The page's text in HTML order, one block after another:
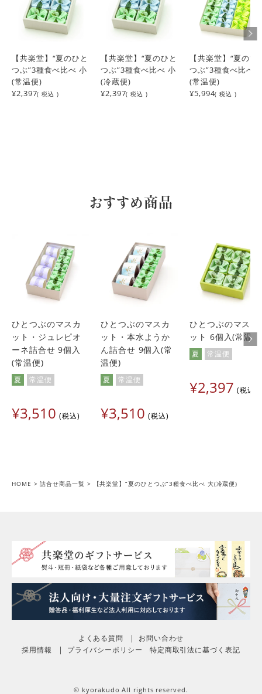
【共楽堂】“夏のひと
つぶ”3種食べ比べ 小
(常温便)
¥2,397( 税込 )
【共楽堂】“夏のひと
つぶ”3種食べ比べ 小
(冷蔵便)
¥2,397( 税込 )
【共楽堂】“夏のひ
つぶ”3種食べ比べ
(常温便)
¥5,994( 税込 )
おすすめ商品
ひとつぶのマスカ
ット・ジュレピオ
ーネ詰合せ 9個入
(常温便)
夏 常温便
¥3,510 税込
ひとつぶのマスカ
ット・本水ようか
ん詰合せ 9個入(常
温便)
夏 常温便
¥3,510 税込
ひとつぶのマスカ
ット 6個入(常温
夏 常温便
¥2,397 税込
HOME 詰合せ商品一覧 【共楽堂】“夏のひとつぶ”3種食べ比べ 大(冷蔵便)
よくある質問
お問い合わせ
採用情報
プライバシーポリシー 特定商取引法に基づく表記
© kyorakudo All rights reserved.